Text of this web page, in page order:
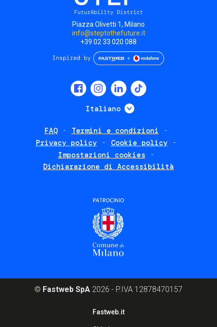
Piazza Olivetti 1, Milano
info@steptothefuture.it
+39 02 33 020 088
Italiano Mostra ulteriori
FAQ
Termini e condizioni
Privacy policy
Cookie policy
Impostazioni cookies
Dichiarazione di Accessibilità
© Fastweb SpA 2026 - P.IVA 12878470157
Fastweb.it